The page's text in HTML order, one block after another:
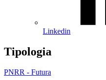
Linkedin
Tipologia
PNRR - Futura